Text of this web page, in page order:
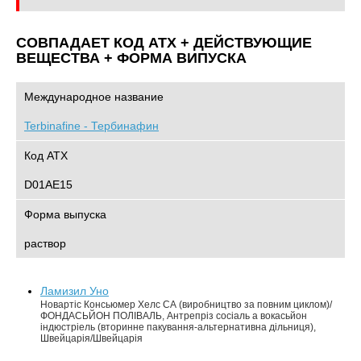
СОВПАДАЕТ КОД ATХ + ДЕЙСТВУЮЩИЕ
ВЕЩЕСТВА + ФОРМА ВИПУСКА
Международное название
Terbinafine - Тербинафин
Код АТХ
D01AE15
Форма выпуска
раствор
Ламизил Уно
Новартіс Консьюмер Хелс СА (виробництво за повним циклом)/
ФОНДАСЬЙОН ПОЛІВАЛЬ, Антрепріз сосіаль а вокасьйон
індюстріель (вторинне пакування-альтернативна дільниця),
Швейцарія/Швейцарія